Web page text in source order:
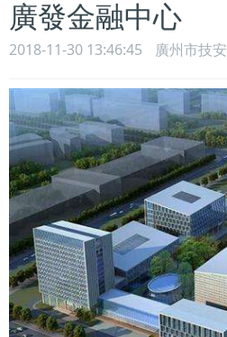
廣發金融中心
2018-11-30 13:46:45 廣州市技安